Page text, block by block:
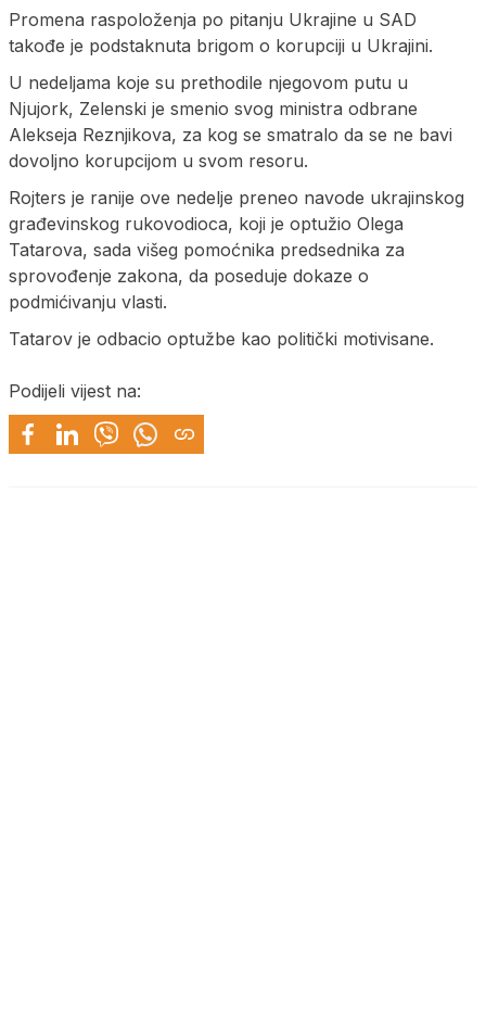
Promena raspoloženja po pitanju Ukrajine u SAD
takođe je podstaknuta brigom o korupciji u Ukrajini.
U nedeljama koje su prethodile njegovom putu u
Njujork, Zelenski je smenio svog ministra odbrane
Alekseja Reznjikova, za kog se smatralo da se ne bavi
dovoljno korupcijom u svom resoru.
Rojters je ranije ove nedelje preneo navode ukrajinskog
građevinskog rukovodioca, koji je optužio Olega
Tatarova, sada višeg pomoćnika predsednika za
sprovođenje zakona, da poseduje dokaze o
podmićivanju vlasti.
Tatarov je odbacio optužbe kao politički motivisane.
Podijeli vijest na: